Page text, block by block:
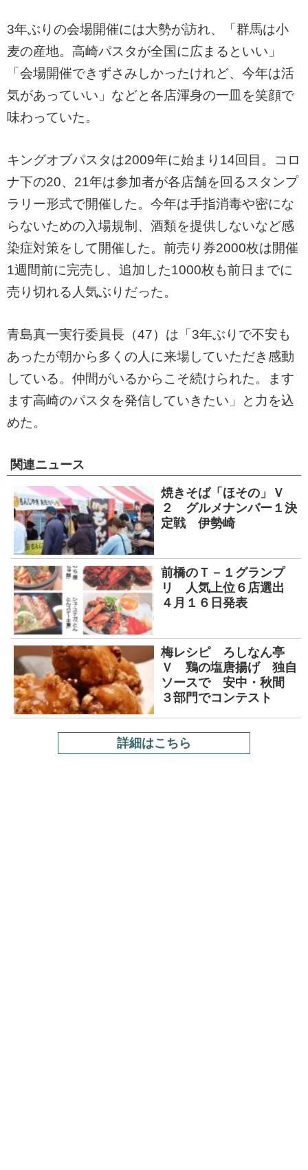
3年ぶりの会場開催には大勢が訪れ、「群馬は小
麦の産地。高崎パスタが全国に広まるといい」
「会場開催できずさみしかったけれど、今年は活
気があっていい」などと各店渾身の一皿を笑顔で
味わっていた。
キングオブパスタは2009年に始まり14回目。コロ
ナ下の20、21年は参加者が各店舗を回るスタンプ
ラリー形式で開催した。今年は手指消毒や密にな
らないための入場規制、酒類を提供しないなど感
染症対策をして開催した。前売り券2000枚は開催
1週間前に完売し、追加した1000枚も前日までに
売り切れる人気ぶりだった。
青島真一実行委員長（47）は「3年ぶりで不安も
あったが朝から多くの人に来場していただき感動
している。仲間がいるからこそ続けられた。ます
ます高崎のパスタを発信していきたい」と力を込
めた。
関連ニュース
焼きそば「ほその」Ｖ
２ グルメナンバー１決
定戦 伊勢崎
前橋のＴ－１グランプ
リ 人気上位６店選出
４月１６日発表
梅レシピ ろしなん亭
Ｖ 鶏の塩唐揚げ 独自
ソースで 安中・秋間
３部門でコンテスト
詳細はこちら